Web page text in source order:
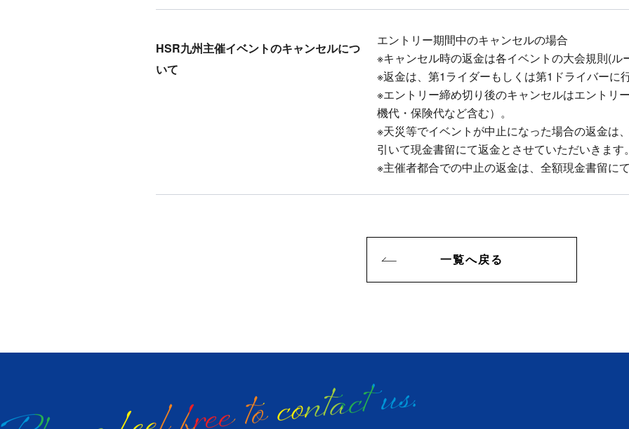
HSR九州主催イベントのキャンセルにつ
いて
エントリー期間中のキャンセルの場合
※キャンセル時の返金は各イベントの大会規則(ル
※返金は、第1ライダーもしくは第1ドライバーに行
※エントリー締め切り後のキャンセルはエントリ
機代・保険代など含む）。
※天災等でイベントが中止になった場合の返金は
引いて現金書留にて返金とさせていただいきます。
※主催者都合での中止の返金は、全額現金書留に
一覧へ戻る